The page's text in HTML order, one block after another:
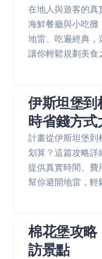
在地人與遊客的真
海鮮餐廳與小吃攤
地雷、吃遍經典，
讓你輕鬆規劃美食
伊斯坦堡到
時省錢方式
計畫從伊斯坦堡到
划算？這篇攻略詳
提供真實時間、費
幫你避開地雷，輕
棉花堡攻略
訪景點